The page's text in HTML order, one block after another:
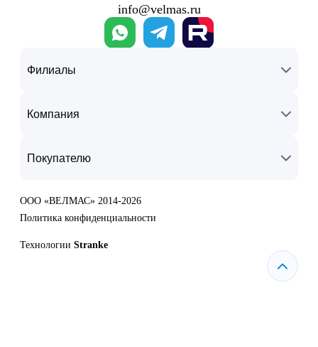
info@velmas.ru
Филиалы
Компания
Покупателю
ООО «ВЕЛМАС» 2014-2026
Политика конфиденциальности
Технологии Stranke